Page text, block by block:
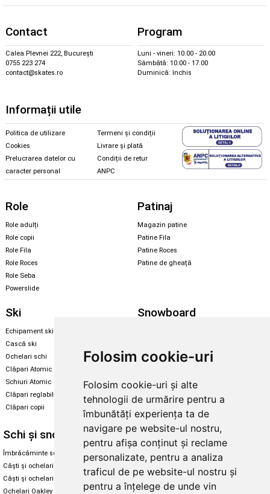
Folosim cookie-uri
Folosim cookie-uri și alte
tehnologii de urmărire pentru a
îmbunătăți experiența ta de
navigare pe website-ul nostru,
pentru afișa conținut și reclame
personalizate, pentru a analiza
traficul de pe website-ul nostru și
pentru a înțelege de unde vin
Contact
Calea Plevnei 222, București
0755 223 274
contact@skates.ro
Program
Luni - vineri: 10.00 - 20.00
Sâmbătă: 10.00 - 17.00
Duminică: închis
Informații utile
Politica de utilizare
Cookies
Prelucrarea datelor cu
caracter personal
Termeni și condiții
Livrare și plată
Condiții de retur
ANPC
Role
Role adulți
Role copii
Role Fila
Role Roces
Role Seba
Powerslide
Patinaj
Magazin patine
Patine Fila
Patine Roces
Patine de gheață
Ski
Echipament ski
Cască ski
Ochelari schi
Clăpari Atomic
Schiuri Atomic
Clăpari reglabili
Clăpari copii
Snowboard
Legături Rome SDS
Skate & longboard
Santa Cruz
Enuff Skateboards
Schi și snowboard
Îmbrăcăminte schi și snowboard
Căști și ochelari de iarnă
Căști și ochelari Alpina
Ochelari Oakley
Diverse
Cum aleg rolele
Cum aleg ochelarii
Ochelari de soare Oakley
Ochelari de soare Alpina